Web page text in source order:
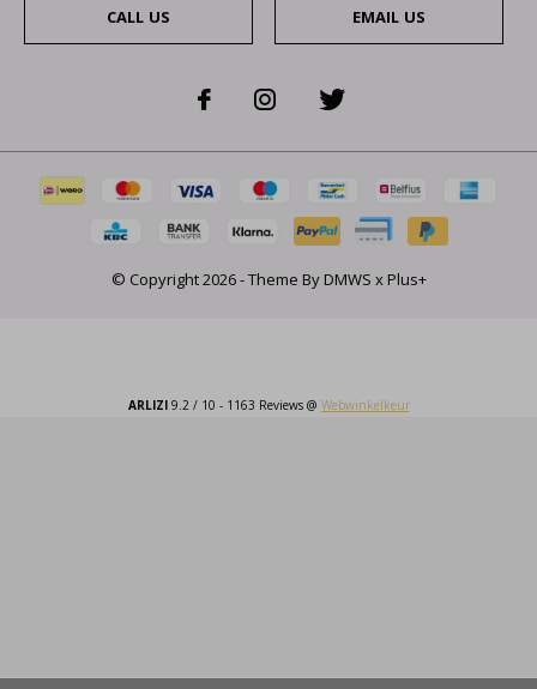
CALL US EMAIL US
© Copyright2026- Theme ByDMWS xPlus+
ARLIZI9.2/ 10 - 1163 Reviews @ Webwinkelkeur